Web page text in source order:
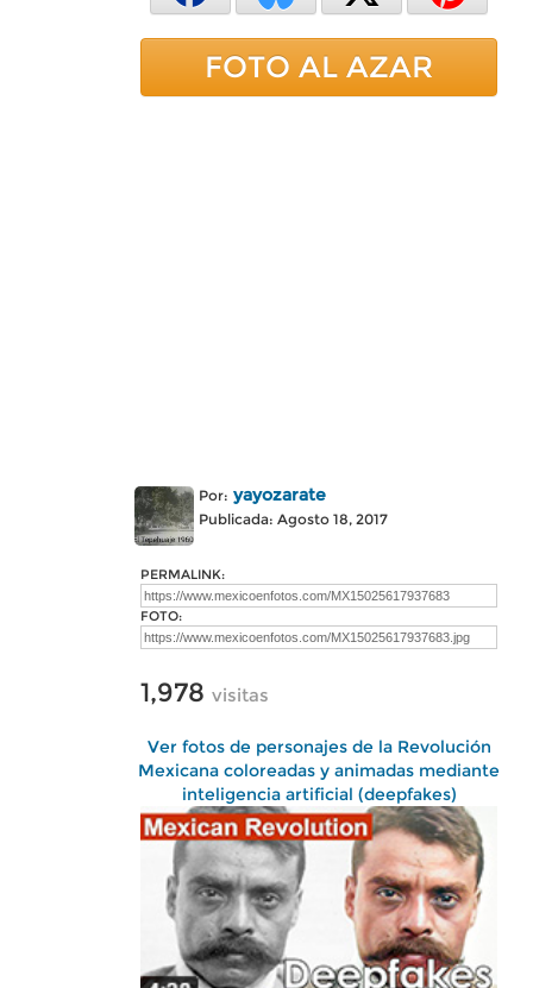
FOTO AL AZAR
Por: yayozarate
Publicada: Agosto 18, 2017
PERMALINK:
FOTO:
1,978 visitas
Ver fotos de personajes de la Revolución
Mexicana coloreadas y animadas mediante
inteligencia artificial (deepfakes)